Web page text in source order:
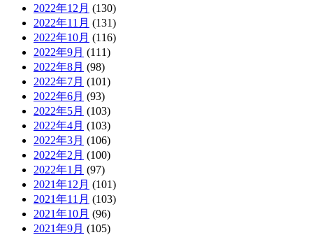
2022年12月 (130)
2022年11月 (131)
2022年10月 (116)
2022年9月 (111)
2022年8月 (98)
2022年7月 (101)
2022年6月 (93)
2022年5月 (103)
2022年4月 (103)
2022年3月 (106)
2022年2月 (100)
2022年1月 (97)
2021年12月 (101)
2021年11月 (103)
2021年10月 (96)
2021年9月 (105)